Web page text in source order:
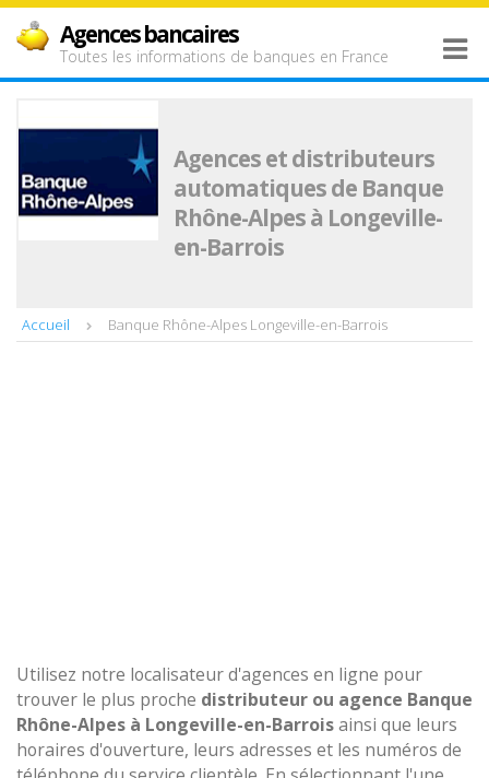
Agences bancaires
Toutes les informations de banques en France
Agences et distributeurs
automatiques de Banque
Rhône-Alpes à Longeville-
en-Barrois
Accueil Banque Rhône-Alpes Longeville-en-Barrois
Utilisez notre localisateur d'agences en ligne pour
trouver le plus proche distributeur ou agence Banque
Rhône-Alpes à Longeville-en-Barroisainsi que leurs
horaires d'ouverture, leurs adresses et les numéros de